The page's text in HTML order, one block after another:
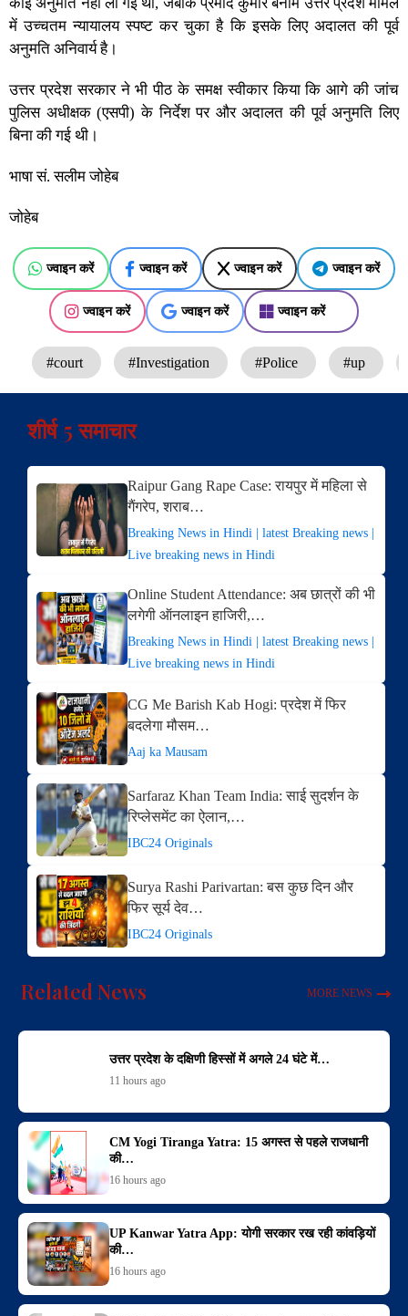
में उच्चतम न्यायालय स्पष्ट कर चुका है कि इसके लिए अदालत की पूर्व
अनुमति अनिवार्य है।
उत्तर प्रदेश सरकार ने भी पीठ के समक्ष स्वीकार किया कि आगे की जांच
पुलिस अधीक्षक (एसपी) के निर्देश पर और अदालत की पूर्व अनुमति लिए
बिना की गई थी।
भाषा सं. सलीम जोहेब
जोहेब
ज्वाइन करें ज्वाइन करें ज्वाइन करें ज्वाइन करें
ज्वाइन करें ज्वाइन करें ज्वाइन करें
#court #Investigation #Police #up
शीर्ष 5 समाचार
Raipur Gang Rape Case: रायपुर में महिला से
गैंगरेप, शराब…
Breaking News in Hindi | latest Breaking news |
Live breaking news in Hindi
Online Student Attendance: अब छात्रों की भी
लगेगी ऑनलाइन हाजिरी,…
Breaking News in Hindi | latest Breaking news |
Live breaking news in Hindi
CG Me Barish Kab Hogi: प्रदेश में फिर
बदलेगा मौसम…
Aaj ka Mausam
Sarfaraz Khan Team India: साई सुदर्शन के
रिप्लेसमेंट का ऐलान,…
IBC24 Originals
Surya Rashi Parivartan: बस कुछ दिन और​
फिर सूर्य देव…
IBC24 Originals
Related News MORE NEWS
उत्तर प्रदेश के दक्षिणी हिस्सों में अगले 24 घंटे में…
11 hours ago
CM Yogi Tiranga Yatra: 15 अगस्त से पहले राजधानी
की…
16 hours ago
UP Kanwar Yatra App: योगी सरकार रख रही कांवड़ियों
की…
16 hours ago